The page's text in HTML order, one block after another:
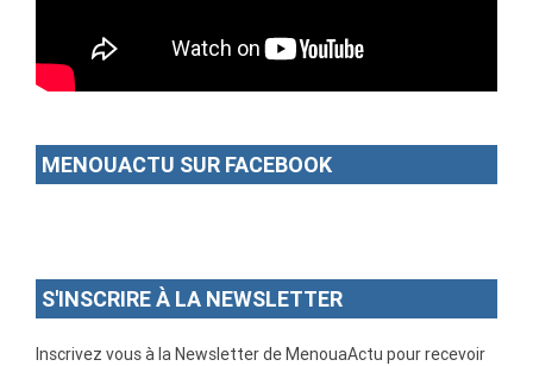
MENOUACTU SUR FACEBOOK
S'INSCRIRE À LA NEWSLETTER
Inscrivez vous à la Newsletter de MenouaActu pour recevoir